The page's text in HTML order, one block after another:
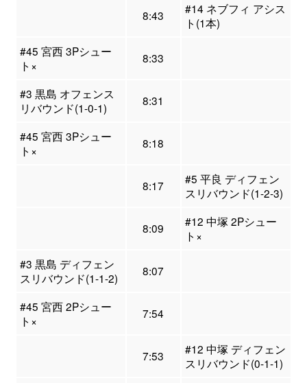
8:43
#14 ネブフィ アシス
ト(1本)
#45 宮西 3Pシュー
ト×
8:33
#3 黒島 オフェンス
リバウンド(1-0-1)
8:31
#45 宮西 3Pシュー
ト×
8:18
8:17
#5 平良 ディフェン
スリバウンド(1-2-3)
8:09
#12 中塚 2Pシュー
ト×
#3 黒島 ディフェン
スリバウンド(1-1-2)
8:07
#45 宮西 2Pシュー
ト×
7:54
7:53
#12 中塚 ディフェン
スリバウンド(0-1-1)